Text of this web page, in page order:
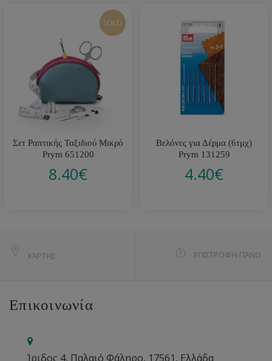
SOLD
Σετ Ραπτικής Ταξιδιού Μικρό
Prym 651200
8.40€
Βελόνες για Δέρμα (6τμχ)
Prym 131259
4.40€
ΧΆΡΤΗΣ ΕΠΙΣΤΡΟΦΉ ΠΆΝΩ
Επικοινωνία
Ίριδος 4, Παλαιό Φάληρο, 17561, Ελλάδα